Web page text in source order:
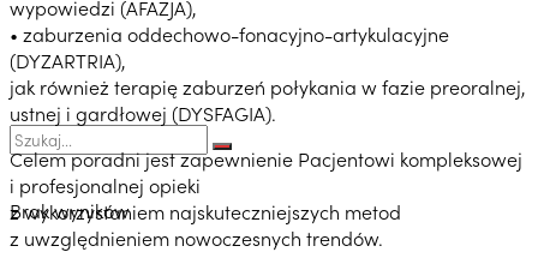
Brak wyników
wypowiedzi (AFAZJA),
• zaburzenia oddechowo-fonacyjno-artykulacyjne
(DYZARTRIA),
jak również terapię zaburzeń połykania w fazie preoralnej,
ustnej i gardłowej (DYSFAGIA).
Celem poradni jest zapewnienie Pacjentowi kompleksowej
i profesjonalnej opieki
z wykorzystaniem najskuteczniejszych metod
z uwzględnieniem nowoczesnych trendów.